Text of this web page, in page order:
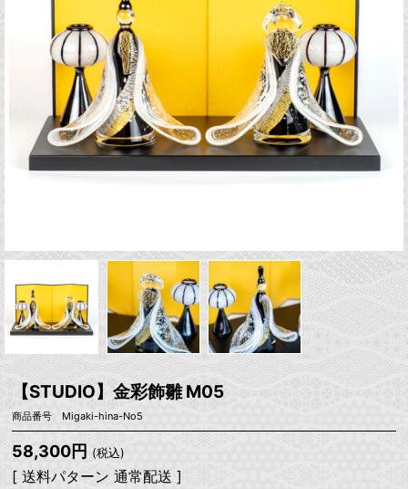
【STUDIO】金彩飾雛 M05
商品番号 Migaki-hina-No5
58,300円 (税込)
[ 送料パターン 通常配送 ]